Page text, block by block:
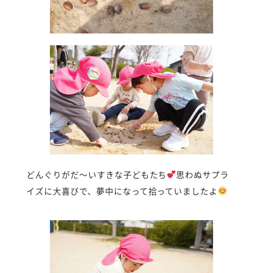
どんぐりがだ〜いすきな子どもたち
思わぬサプラ
イズに大喜びで、夢中になって拾っていましたよ